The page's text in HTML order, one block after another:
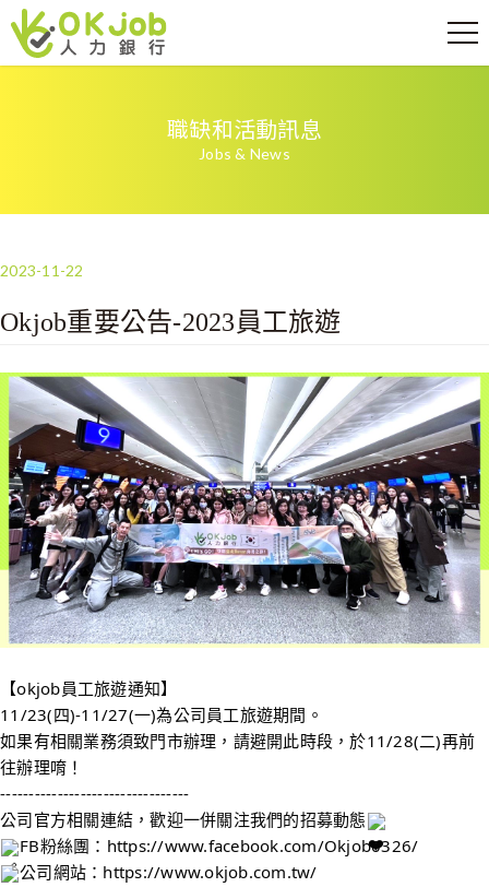
職缺和活動訊息
Jobs & News
2023-11-22
Okjob重要公告-2023員工旅遊
【okjob員工旅遊通知】
11/23(四)-11/27(一)為公司員工旅遊期間。
如果有相關業務須致門市辦理，請避開此時段，於11/28(二)再前
往辦理唷！
---------------------------------
公司官方相關連結，歡迎一併關注我們的招募動態
FB粉絲團： https://www.facebook.com/Okjob0326/
公司網站： https://www.okjob.com.tw/